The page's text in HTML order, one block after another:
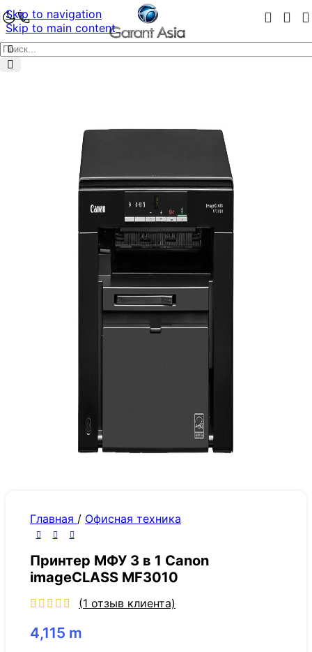
Skip to navigation
Skip to main content
Главная / Офисная техника
Принтер МФУ 3 в 1 Canon
imageCLASS MF3010
(1 отзыв клиента)
4,115 m